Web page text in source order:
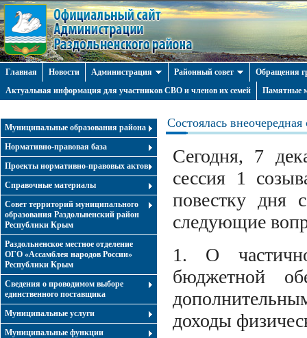
Главная Новости Администрация Районный совет
Обращения
Актуальная информация для участников СВО и членов их семей
Памятные
Муниципальные образования района
Нормативно-правовая база
Проекты нормативно-правовых актов
Справочные материалы
Совет территорий муниципального
образования Раздольненский район
Республики Крым
Раздольненское местное отделение
ОГО «Ассамблея народов России»
Республики Крым
Cведения о проводимом выборе
единственного поставщика
Муниципальные услуги
Муниципальные функции
Состоялась
Сегодня, 7
сессия 1
повестку дня
следующие
1. О
бюджетной
доходы